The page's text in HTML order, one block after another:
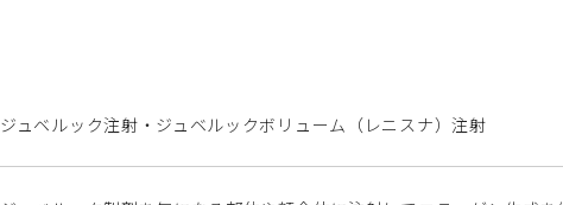
ジュベルック注射・ジュベルックボリューム（レニスナ）注射